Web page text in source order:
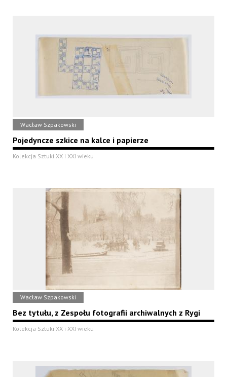
Wacław Szpakowski
Pojedyncze szkice na kalce i papierze
Kolekcja Sztuki XX i XXI wieku
Wacław Szpakowski
Bez tytułu, z Zespołu fotografii archiwalnych z Rygi
Kolekcja Sztuki XX i XXI wieku